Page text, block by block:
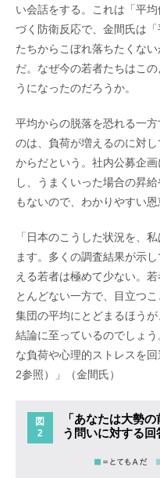
い会話をする。これは「平
づく防衛反応で、金間氏は
たちからこぼれ落ちたくな
だ。なぜ今の若者たちはこ
うになったのだろうか。
平均からの脱落を恐れる一
のは、負荷が増えるのに対
からだという。社内公募企
し、うまくいった場合の昇
もないので、わかりやすい恩
「日本のこうした状況を、
ます。多くの調査結果が示
える若者は極めて少ない。
とんどない一方で、目立つ
集団の平均にとどまるほう
結論に至っているのでしょ
な負荷や心理的ストレスを
2参照）」（金間氏）
図
2
「あなたは大勢
う問いに対する回